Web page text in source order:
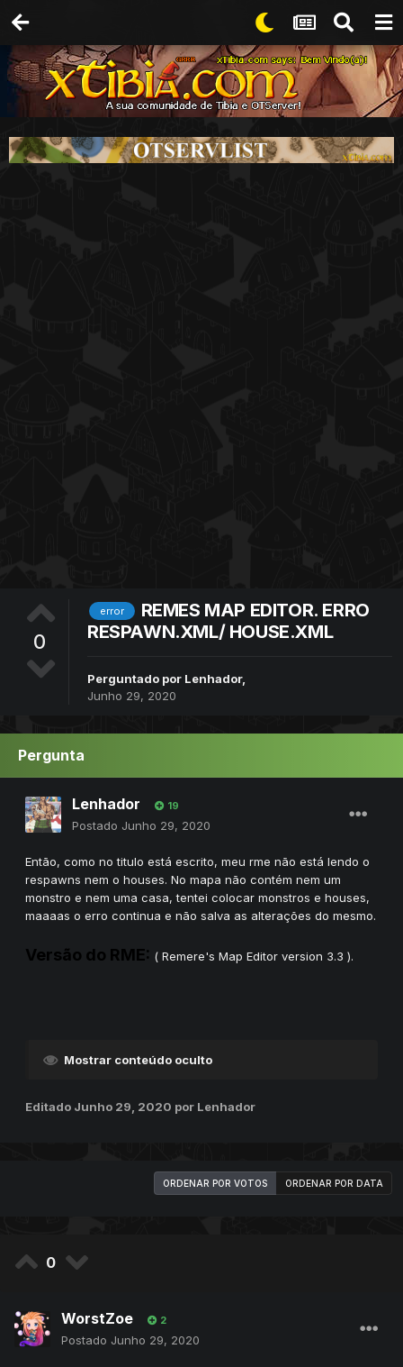
0
error
REMES MAP EDITOR. ERRO
RESPAWN.XML/ HOUSE.XML
Perguntado por Lenhador,
Junho 29, 2020
Pergunta
Lenhador 19
Postado Junho 29, 2020
Então, como no titulo está escrito, meu rme não está lendo o
respawns nem o houses. No mapa não contém nem um
monstro e nem uma casa, tentei colocar monstros e houses,
maaaas o erro continua e não salva as alterações do mesmo.
Versão do RME: ( Remere's Map Editor version 3.3 ).
Mostrar conteúdo oculto
Editado Junho 29, 2020 por Lenhador
ORDENAR POR VOTOS ORDENAR POR DATA
0
WorstZoe 2
Postado Junho 29, 2020